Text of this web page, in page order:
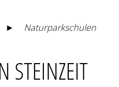
► Naturparkschulen
STEINZEIT